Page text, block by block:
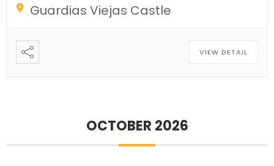
Guardias Viejas Castle
VIEW DETAIL
OCTOBER 2026